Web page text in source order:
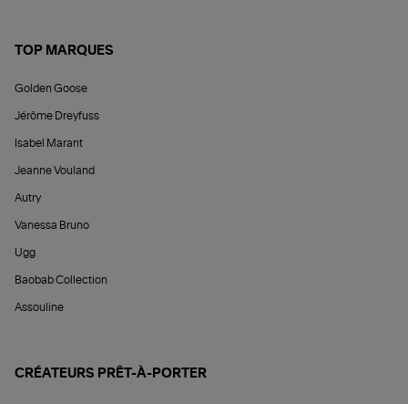
TOP MARQUES
Golden Goose
Jérôme Dreyfuss
Isabel Marant
Jeanne Vouland
Autry
Vanessa Bruno
Ugg
Baobab Collection
Assouline
CRÉATEURS PRÊT-À-PORTER